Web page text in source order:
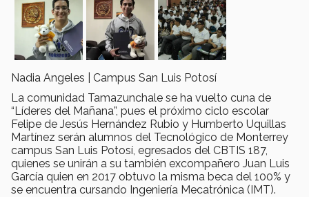
Nadia Angeles | Campus San Luis Potosí
La comunidad Tamazunchale se ha vuelto cuna de
“Líderes del Mañana”, pues el próximo ciclo escolar
Felipe de Jesús Hernández Rubio y Humberto Uquillas
Martínez serán alumnos del Tecnológico de Monterrey
campus San Luis Potosí, egresados del CBTIS 187,
quienes se unirán a su también excompañero Juan Luis
García quien en 2017 obtuvo la misma beca del 100% y
se encuentra cursando Ingeniería Mecatrónica (IMT).